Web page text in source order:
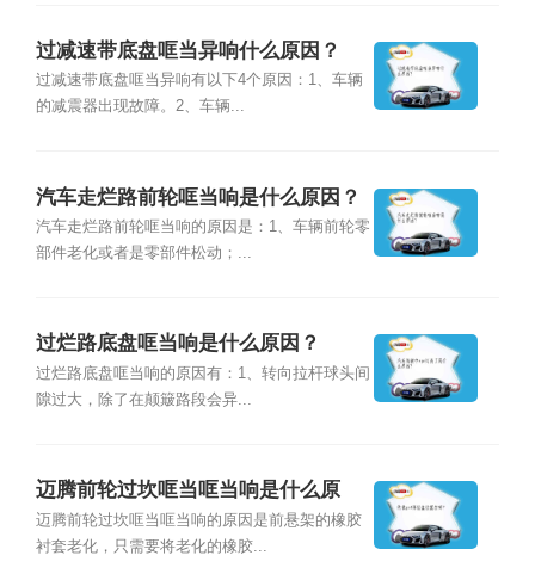
过减速带底盘哐当异响什么原因？
过减速带底盘哐当异响有以下4个原因：1、车辆
的减震器出现故障。2、车辆...
汽车走烂路前轮哐当响是什么原因？
汽车走烂路前轮哐当响的原因是：1、车辆前轮零
部件老化或者是零部件松动；...
过烂路底盘哐当响是什么原因？
过烂路底盘哐当响的原因有：1、转向拉杆球头间
隙过大，除了在颠簸路段会异...
迈腾前轮过坎哐当哐当响是什么原
因？
迈腾前轮过坎哐当哐当响的原因是前悬架的橡胶
衬套老化，只需要将老化的橡胶...